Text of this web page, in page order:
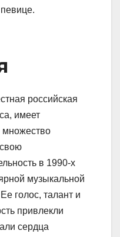
российская
имеет
множество
в 1990-х
музыкальной
голос, талант и
привлекли
сердца